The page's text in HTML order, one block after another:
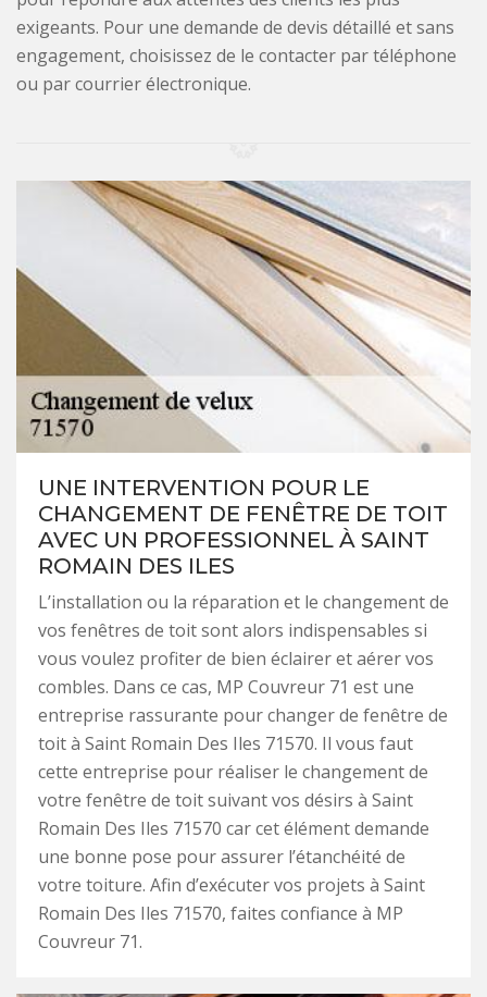
exigeants. Pour une demande de devis détaillé et sans
engagement, choisissez de le contacter par téléphone
ou par courrier électronique.
UNE INTERVENTION POUR LE
CHANGEMENT DE FENÊTRE DE TOIT
AVEC UN PROFESSIONNEL À SAINT
ROMAIN DES ILES
L’installation ou la réparation et le changement de
vos fenêtres de toit sont alors indispensables si
vous voulez profiter de bien éclairer et aérer vos
combles. Dans ce cas, MP Couvreur 71 est une
entreprise rassurante pour changer de fenêtre de
toit à Saint Romain Des Iles 71570. Il vous faut
cette entreprise pour réaliser le changement de
votre fenêtre de toit suivant vos désirs à Saint
Romain Des Iles 71570 car cet élément demande
une bonne pose pour assurer l’étanchéité de
votre toiture. Afin d’exécuter vos projets à Saint
Romain Des Iles 71570, faites confiance à MP
Couvreur 71.